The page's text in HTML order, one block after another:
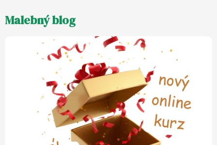
Malebný blog